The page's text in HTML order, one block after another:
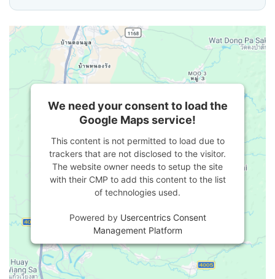
We need your consent to load the
Google Maps service!
This content is not permitted to load due to
trackers that are not disclosed to the visitor.
The website owner needs to setup the site
with their CMP to add this content to the list
of technologies used.
Powered by Usercentrics Consent
Management Platform